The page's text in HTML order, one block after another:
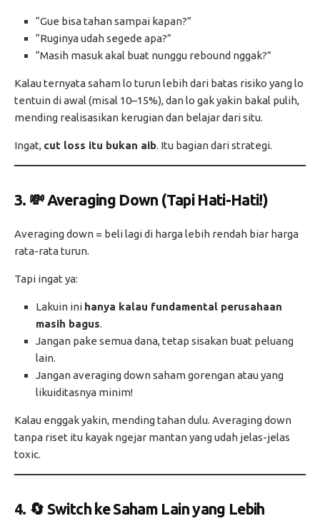
“Gue bisa tahan sampai kapan?”
“Ruginya udah segede apa?”
“Masih masuk akal buat nunggu rebound nggak?”
Kalau ternyata saham lo turun lebih dari batas risiko yang lo
tentuin di awal (misal 10–15%), dan lo gak yakin bakal pulih,
mending realisasikan kerugian dan belajar dari situ.
Ingat, cut loss itu bukan aib. Itu bagian dari strategi.
3. 💸 Averaging Down (Tapi Hati-Hati!)
Averaging down = beli lagi di harga lebih rendah biar harga
rata-rata turun.
Tapi ingat ya:
Lakuin ini hanya kalau fundamental perusahaan
masih bagus.
Jangan pake semua dana, tetap sisakan buat peluang
lain.
Jangan averaging down saham gorengan atau yang
likuiditasnya minim!
Kalau enggak yakin, mending tahan dulu. Averaging down
tanpa riset itu kayak ngejar mantan yang udah jelas-jelas
toxic.
4. 🔄 Switch ke Saham Lain yang Lebih